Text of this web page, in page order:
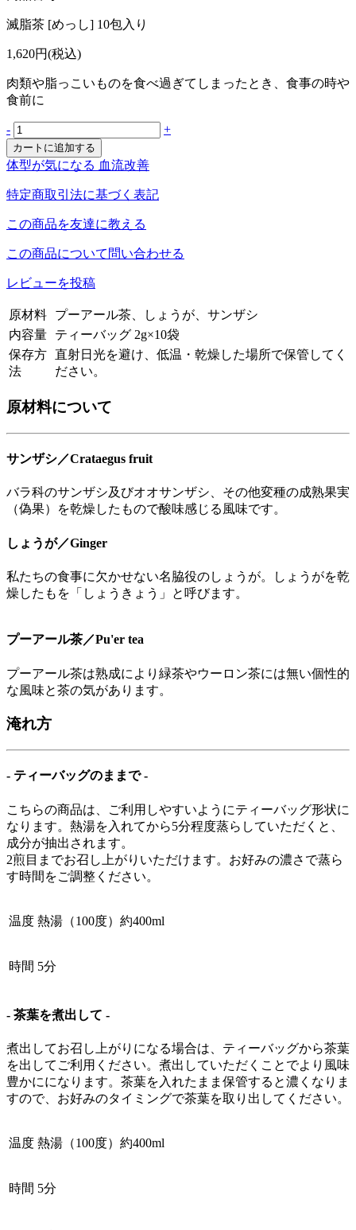
滅脂茶 [めっし] 10包入り
1,620円(税込)
肉類や脂っこいものを食べ過ぎてしまったとき、食事の時や
食前に
- +
体型が気になる 血流改善
特定商取引法に基づく表記
この商品を友達に教える
この商品について問い合わせる
レビューを投稿
原材料
プーアール茶、しょうが、サンザシ
内容量
ティーバッグ 2g×10袋
保存方
法
直射日光を避け、低温・乾燥した場所で保管してく
ださい。
原材料について
サンザシ／Crataegus fruit
バラ科のサンザシ及びオオサンザシ、その他変種の成熟果実
（偽果）を乾燥したもので酸味感じる風味です。
しょうが／Ginger
私たちの食事に欠かせない名脇役のしょうが。しょうがを乾
燥したもを「しょうきょう」と呼びます。
プーアール茶／Pu'er tea
プーアール茶は熟成により緑茶やウーロン茶には無い個性的
な風味と茶の気があります。
淹れ方
- ティーバッグのままで -
こちらの商品は、ご利用しやすいようにティーバッグ形状に
なります。熱湯を入れてから5分程度蒸らしていただくと、
成分が抽出されます。
2煎目までお召し上がりいただけます。お好みの濃さで蒸ら
す時間をご調整ください。
温度 熱湯（100度）約400ml
時間 5分
- 茶葉を煮出して -
煮出してお召し上がりになる場合は、ティーバッグから茶葉
を出してご利用ください。煮出していただくことでより風味
豊かにになります。茶葉を入れたまま保管すると濃くなりま
すので、お好みのタイミングで茶葉を取り出してください。
温度 熱湯（100度）約400ml
時間 5分